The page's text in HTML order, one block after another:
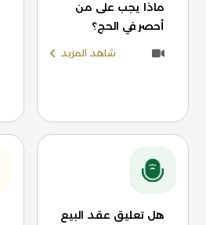
ماذا يجب على من
أحصر في الحج؟
شاهد المزيد
هل تعليق عقد البيع